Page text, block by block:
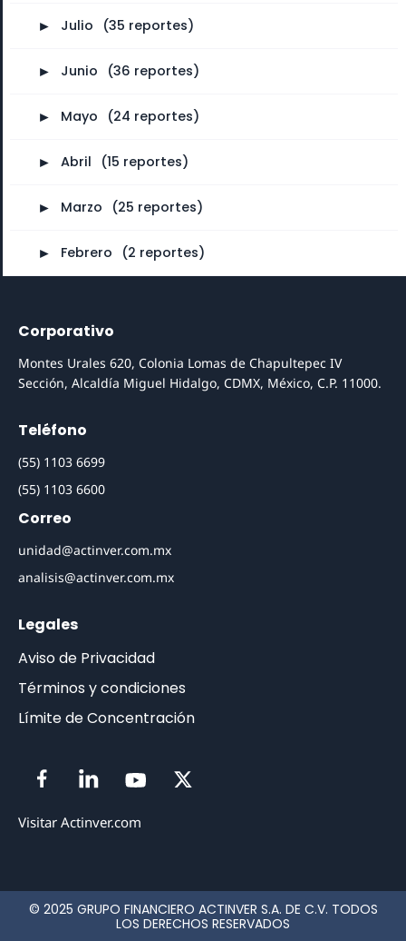
► Julio (35 reportes)
► Junio (36 reportes)
► Mayo (24 reportes)
► Abril (15 reportes)
► Marzo (25 reportes)
► Febrero (2 reportes)
Corporativo
Montes Urales 620, Colonia Lomas de Chapultepec IV
Sección, Alcaldía Miguel Hidalgo, CDMX, México, C.P. 11000.
Teléfono
(55) 1103 6699
(55) 1103 6600
Correo
unidad@actinver.com.mx
analisis@actinver.com.mx
Legales
Aviso de Privacidad
Términos y condiciones
Límite de Concentración
Visitar Actinver.com
© 2025 GRUPO FINANCIERO ACTINVER S.A. DE C.V. TODOS
LOS DERECHOS RESERVADOS